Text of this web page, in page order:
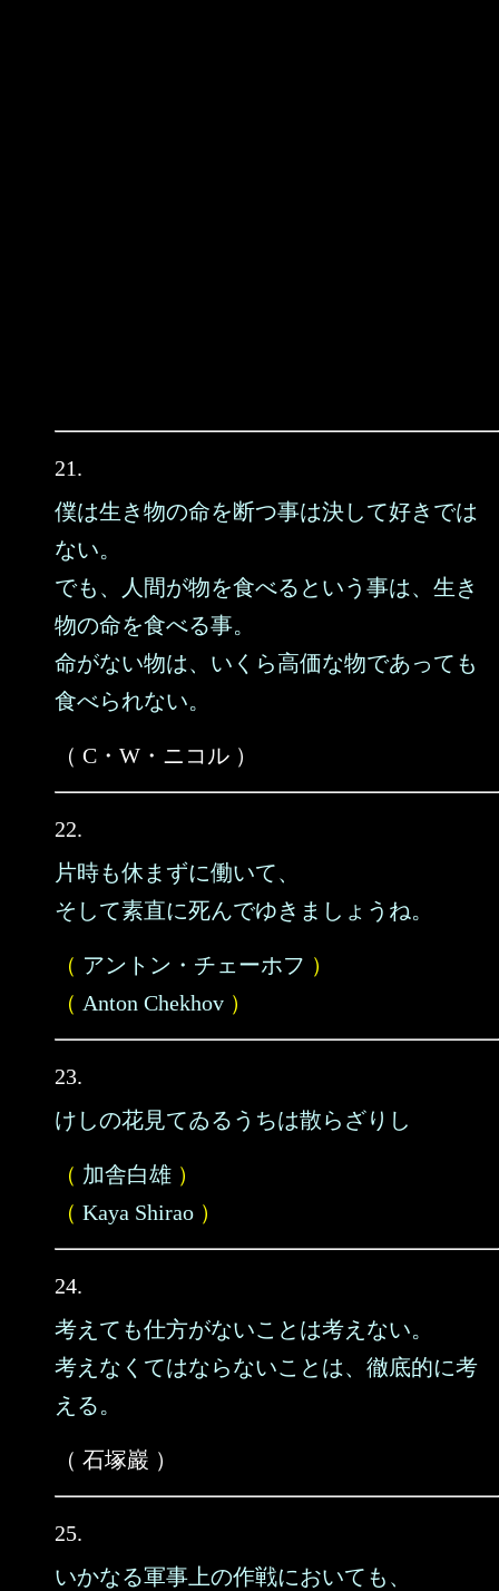
21.
僕は生き物の命を断つ事は決して好きでは
ない。
でも、人間が物を食べるという事は、生き
物の命を食べる事。
命がない物は、いくら高価な物であっても
食べられない。
（ C・W・ニコル ）
22.
片時も休まずに働いて、
そして素直に死んでゆきましょうね。
（ アントン・チェーホフ ）
（ Anton Chekhov ）
23.
けしの花見てゐるうちは散らざりし
（ 加舎白雄 ）
（ Kaya Shirao ）
24.
考えても仕方がないことは考えない。
考えなくてはならないことは、徹底的に考
える。
（ 石塚巖 ）
25.
いかなる軍事上の作戦においても、